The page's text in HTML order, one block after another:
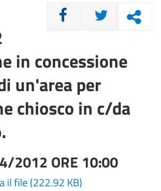
CONDIVIDI
in concessione
un'area per
chiosco in c/da
2012 ORE 10:00
il file(222.92 KB)